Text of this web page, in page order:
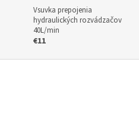
Vsuvka prepojenia
hydraulických rozvádzačov
40L/min
€11